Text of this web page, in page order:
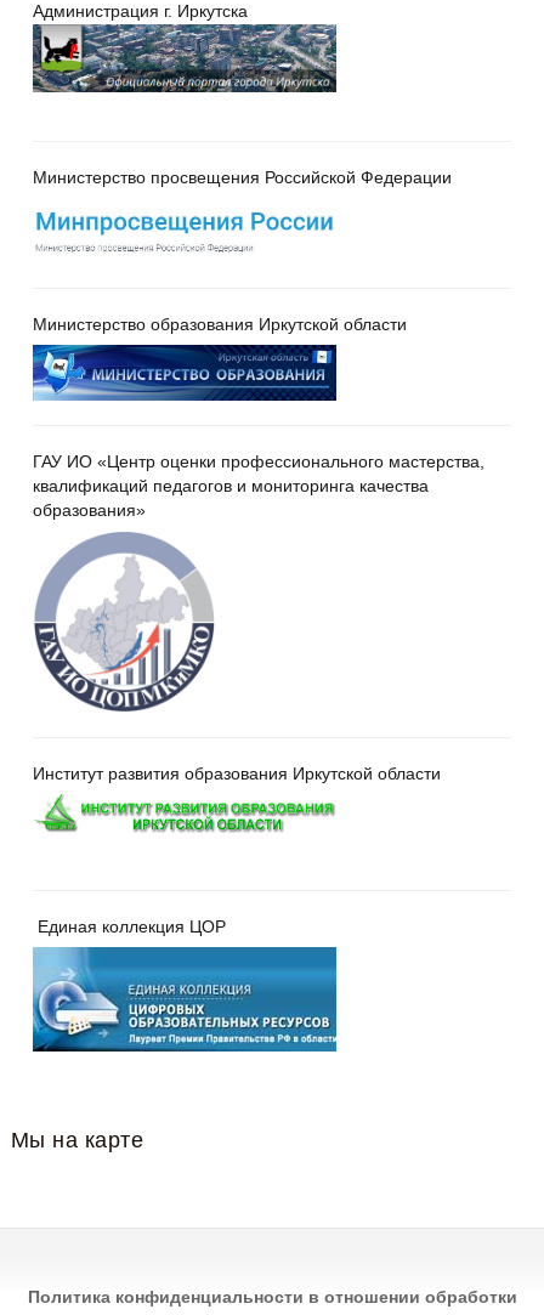
Администрация г. Иркутска
Министерство просвещения Российской Федерации
Министерство образования Иркутской области
ГАУ ИО «Центр оценки профессионального мастерства,
квалификаций педагогов и мониторинга качества
образования»
Институт развития образования Иркутской области
Единая коллекция ЦОР
Мы на карте
Политика конфиденциальности в отношении обработки